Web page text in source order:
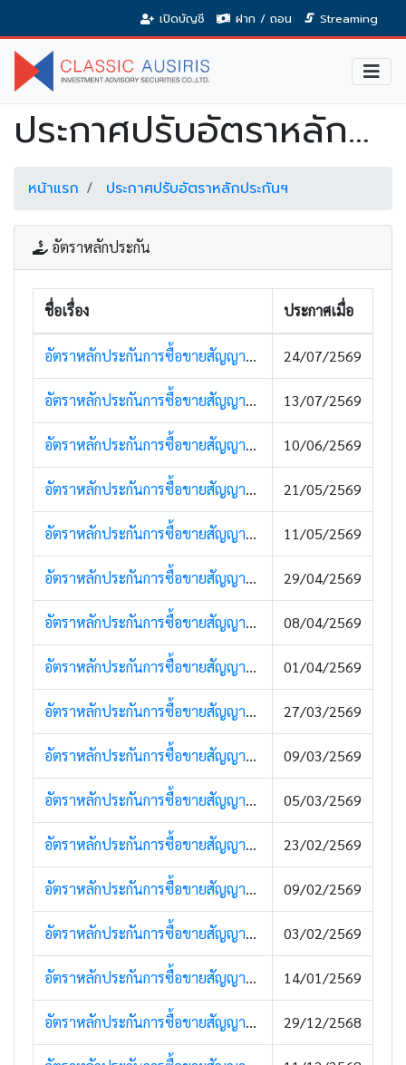
เปิดบัญชี ฝาก / ถอน Streaming
ประกาศปรับอัตราหลักประกันฯ
หน้าแรก ประกาศปรับอัตราหลักประกันฯ
อัตราหลักประกัน
ชื่อเรื่อง ประกาศเมื่อ
อัตราหลักประกันการซื้อขายสัญญาซื้อขายล่วงหน้า (Super Margin) (27 กรกฎาคม 2569) 24/07/2569
อัตราหลักประกันการซื้อขายสัญญาซื้อขายล่วงหน้า (14 กรกฎาคม 2569) 13/07/2569
อัตราหลักประกันการซื้อขายสัญญาซื้อขายล่วงหน้า (11 มิถุนายน 2569) 10/06/2569
อัตราหลักประกันการซื้อขายสัญญาซื้อขายล่วงหน้า (25 พฤษภาคม 2569) 21/05/2569
อัตราหลักประกันการซื้อขายสัญญาซื้อขายล่วงหน้า (13 พฤษภาคม 2569) 11/05/2569
อัตราหลักประกันการซื้อขายสัญญาซื้อขายล่วงหน้า (Super Margin) (30 เมษายน 2569) 29/04/2569
อัตราหลักประกันการซื้อขายสัญญาซื้อขายล่วงหน้า (Super Margin) (10 เมษายน 2569) 08/04/2569
อัตราหลักประกันการซื้อขายสัญญาซื้อขายล่วงหน้า (7 เมษายน 2569) 01/04/2569
อัตราหลักประกันการซื้อขายสัญญาซื้อขายล่วงหน้า (27 มีนาคม 2569) 27/03/2569
อัตราหลักประกันการซื้อขายสัญญาซื้อขายล่วงหน้า (9 มีนาคม 2569) 09/03/2569
อัตราหลักประกันการซื้อขายสัญญาซื้อขายล่วงหน้า (5 มีนาคม 2569) 05/03/2569
อัตราหลักประกันการซื้อขายสัญญาซื้อขายล่วงหน้า (20 กุมภาพันธ์ 2569) 23/02/2569
อัตราหลักประกันการซื้อขายสัญญาซื้อขายล่วงหน้า (10 กุมภาพันธ์ 2569) 09/02/2569
อัตราหลักประกันการซื้อขายสัญญาซื้อขายล่วงหน้า (2 กุมภาพันธ์ 2569) 03/02/2569
อัตราหลักประกันการซื้อขายสัญญาซื้อขายล่วงหน้า (14 มกราคม 2569) 14/01/2569
อัตราหลักประกันการซื้อขายสัญญาซื้อขายล่วงหน้า (29 ธันวาคม 2568) 29/12/2568